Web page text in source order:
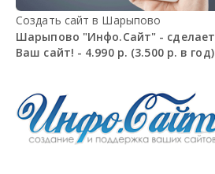
Создать сайт в Шарыпово
Шарыпово "Инфо.Сайт" - сделает
Ваш сайт! - 4.990 р. (3.500 р. в год)